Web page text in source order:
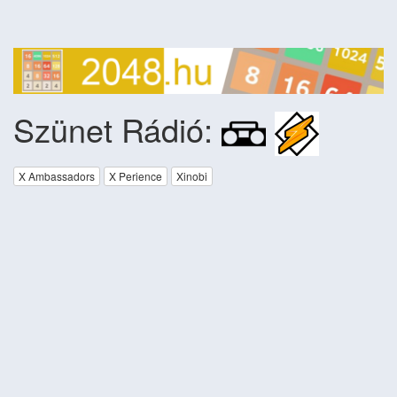
Szünet Rádió:
X Ambassadors X Perience Xinobi